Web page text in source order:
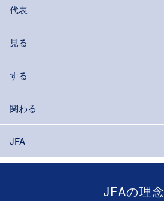
代表
見る
する
関わる
JFA
JFAの理念